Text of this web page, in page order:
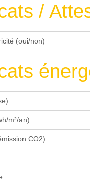
/
(oui/non)
m²/an)
CO2)